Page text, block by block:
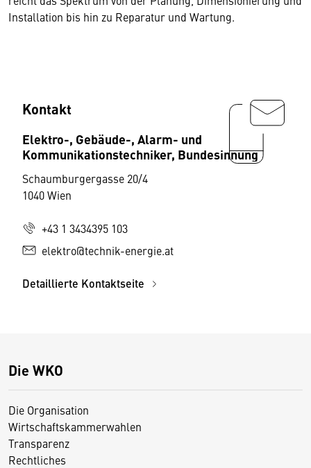
Installation bis hin zu Reparatur und Wartung.
Kontakt
Elektro-, Gebäude-, Alarm- und
Kommunikationstechniker, Bundesinnung
Schaumburgergasse 20/4
1040 Wien
+43 1 3434395 103
elektro@technik-energie.at
Detaillierte Kontaktseite
Die WKO
Die Organisation
Wirtschaftskammerwahlen
Transparenz
Rechtliches